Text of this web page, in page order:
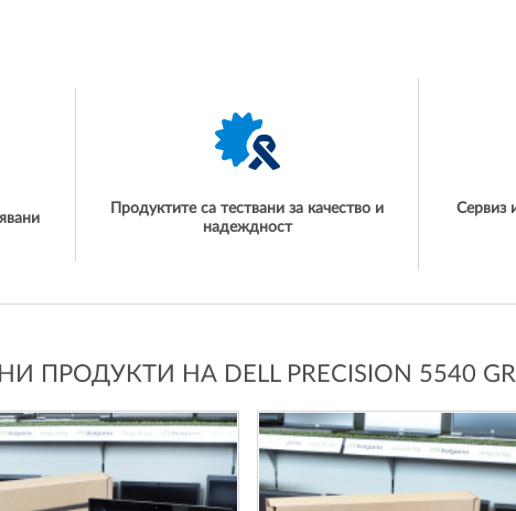
Продуктите са тествани за качество и
надеждност
Сервиз
ПРОДУКТИ НА DELL PRECISION 5540